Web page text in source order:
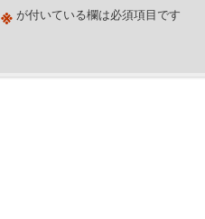
※が付いている欄は必須項目です